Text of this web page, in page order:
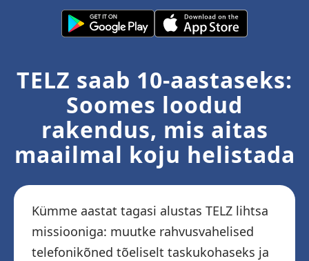
TELZ saab 10-aastaseks:
Soomes loodud
rakendus, mis aitas
maailmal koju helistada
Kümme aastat tagasi alustas TELZ lihtsa
missiooniga: muutke rahvusvahelised
telefonikõned tõeliselt taskukohaseks ja